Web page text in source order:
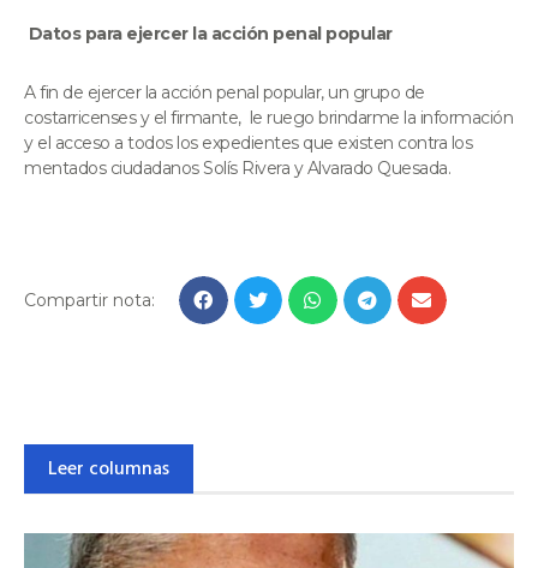
Datos para ejercer la acción penal popular
A fin de ejercer la acción penal popular, un grupo de
costarricenses y el firmante, le ruego brindarme la información
y el acceso a todos los expedientes que existen contra los
mentados ciudadanos Solís Rivera y Alvarado Quesada.
Compartir nota:
Leer columnas